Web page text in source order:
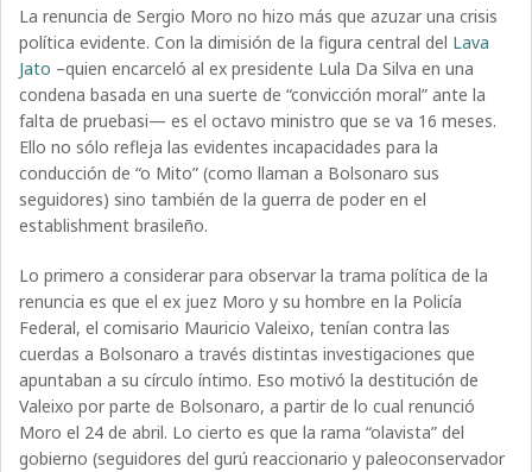
La renuncia de Sergio Moro no hizo más que azuzar una crisis
política evidente. Con la dimisión de la figura central del Lava
Jato –quien encarceló al ex presidente Lula Da Silva en una
condena basada en una suerte de “convicción moral” ante la
falta de pruebasi— es el octavo ministro que se va 16 meses.
Ello no sólo refleja las evidentes incapacidades para la
conducción de “o Mito” (como llaman a Bolsonaro sus
seguidores) sino también de la guerra de poder en el
establishment brasileño.
Lo primero a considerar para observar la trama política de la
renuncia es que el ex juez Moro y su hombre en la Policía
Federal, el comisario Mauricio Valeixo, tenían contra las
cuerdas a Bolsonaro a través distintas investigaciones que
apuntaban a su círculo íntimo. Eso motivó la destitución de
Valeixo por parte de Bolsonaro, a partir de lo cual renunció
Moro el 24 de abril. Lo cierto es que la rama “olavista” del
gobierno (seguidores del gurú reaccionario y paleoconservador